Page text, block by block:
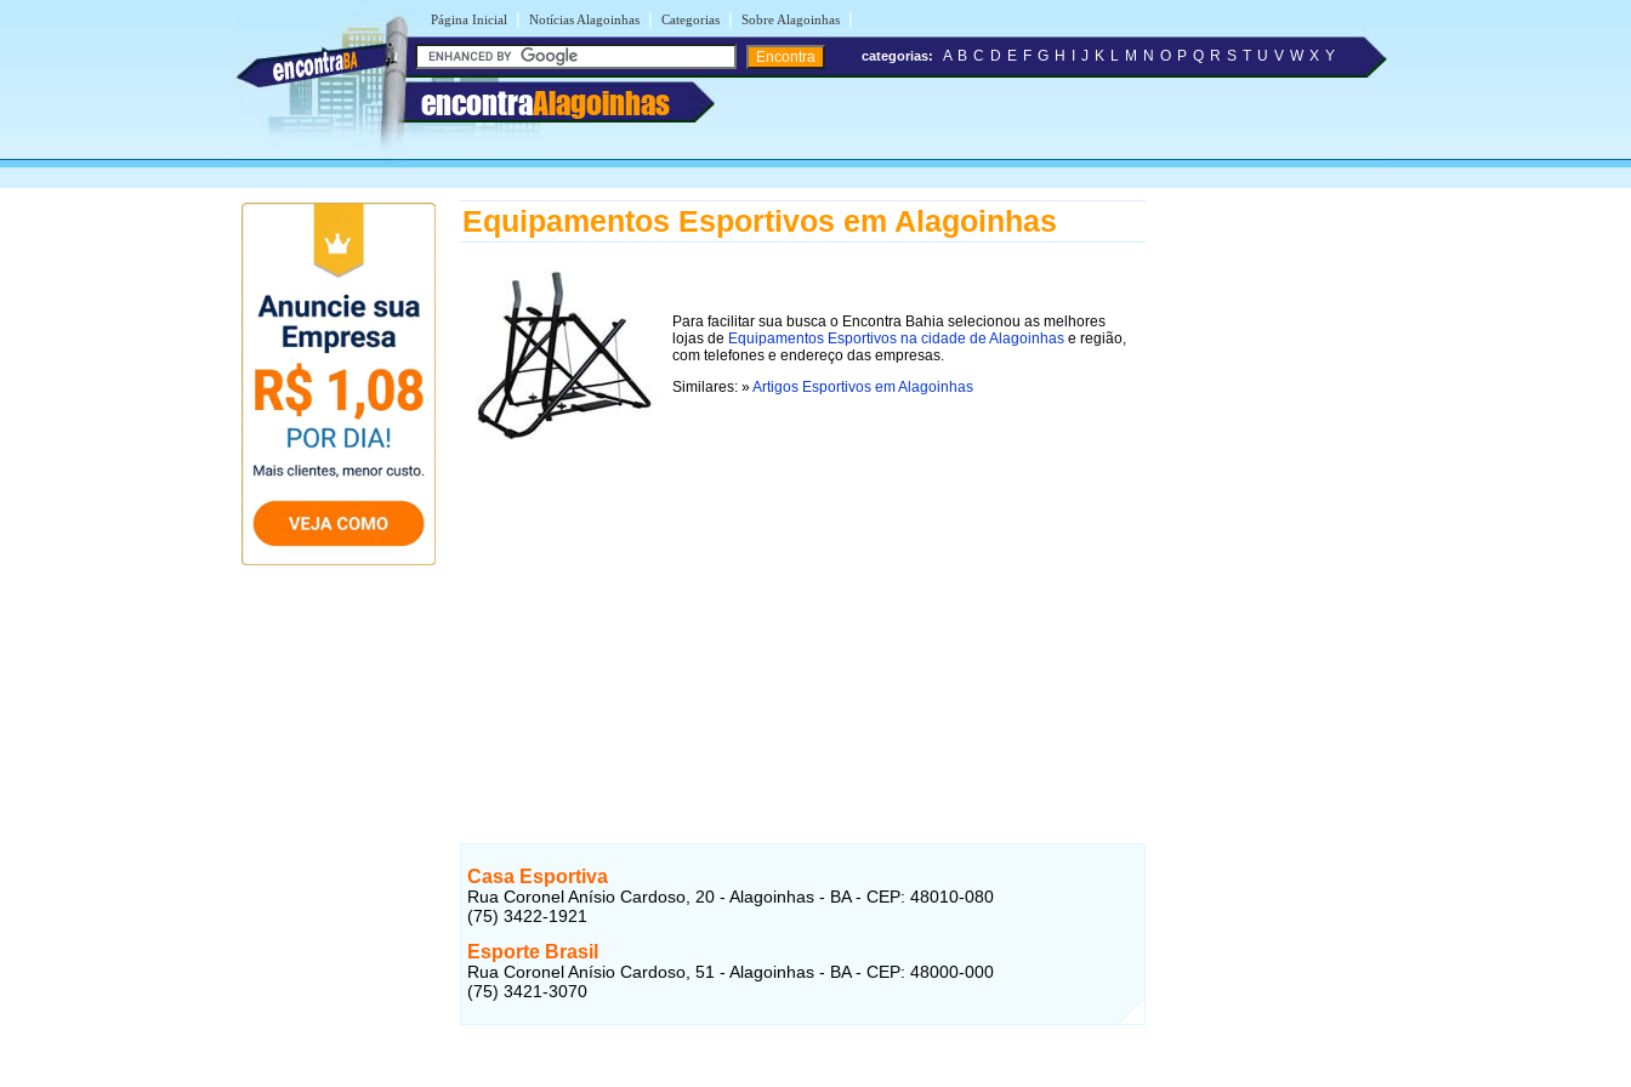
Página Inicial | Notícias Alagoinhas | Categorias | Sobre Alagoinhas |
encontraAlagoinhas
categorias: A B C D E F G H J K L M N O P Q R S T U V W X Y
Equipamentos Esportivos em Alagoinhas
Para facilitar sua busca o Encontra Bahia selecionou as melhores
lojas de Equipamentos Esportivos na cidade de Alagoinhas e região,
com telefones e endereço das empresas.
Similares: »Artigos Esportivos em Alagoinhas
Casa Esportiva
Rua Coronel Anísio Cardoso, 20 - Alagoinhas - BA - CEP: 48010-080
(75) 3422-1921
Esporte Brasil
Rua Coronel Anísio Cardoso, 51 - Alagoinhas - BA - CEP: 48000-000
(75) 3421-3070